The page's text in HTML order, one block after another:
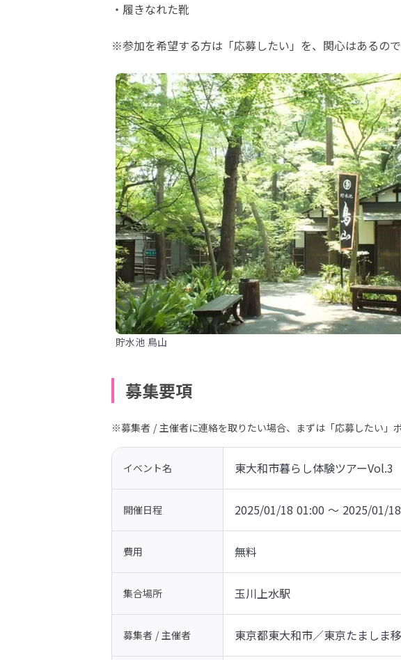
・履きなれた靴
※参加を希望する方は「応募したい」を、関心はあるの
貯水池 鳥山
募集要項
※募集者 / 主催者に連絡を取りたい場合、まずは「応募したい」
イベント名 東大和市暮らし体験ツアーVol.3
開催日程 2025/01/18 01:00 〜 2025/01/
費用 無料
集合場所 玉川上水駅
募集者 / 主催者 東京都東大和市／東京たましま